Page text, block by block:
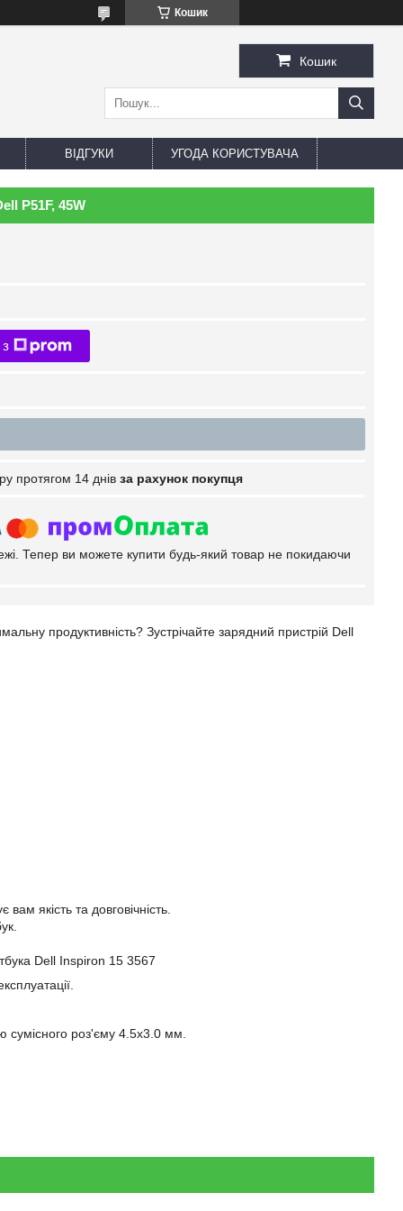
Кошик
Кошик
ВІДГУКИ УГОДА КОРИСТУВАЧА
P51F, 45W
протягом 14 днів за рахунок покупця
Тепер ви можете купити будь-який товар не покидаючи
продуктивність? Зустрічайте зарядний пристрій Dell
якість та довговічність.
Dell Inspiron 15 3567
сумісного роз'єму 4.5x3.0 мм.